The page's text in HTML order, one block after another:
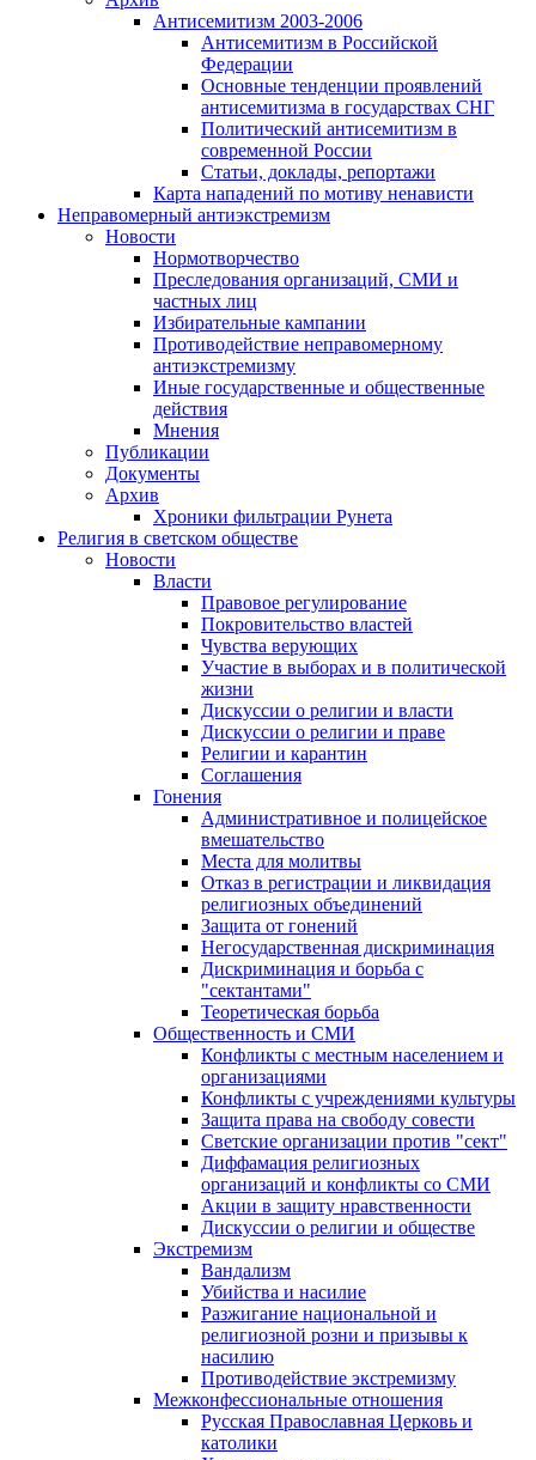
Антисемитизм 2003-2006
Антисемитизм в Российской
Федерации
Основные тенденции проявлений
антисемитизма в государствах СНГ
Политический антисемитизм в
современной России
Статьи, доклады, репортажи
Карта нападений по мотиву ненависти
Неправомерный антиэкстремизм
Новости
Нормотворчество
Преследования организаций, СМИ и
частных лиц
Избирательные кампании
Противодействие неправомерному
антиэкстремизму
Иные государственные и общественные
действия
Мнения
Публикации
Документы
Архив
Хроники фильтрации Рунета
Религия в светском обществе
Новости
Власти
Правовое регулирование
Покровительство властей
Чувства верующих
Участие в выборах и в политической
жизни
Дискуссии о религии и власти
Дискуссии о религии и праве
Религии и карантин
Соглашения
Гонения
Административное и полицейское
вмешательство
Места для молитвы
Отказ в регистрации и ликвидация
религиозных объединений
Защита от гонений
Негосударственная дискриминация
Дискриминация и борьба с
"сектантами"
Теоретическая борьба
Общественность и СМИ
Конфликты с местным населением и
организациями
Конфликты с учреждениями культуры
Защита права на свободу совести
Светские организации против "сект"
Диффамация религиозных
организаций и конфликты со СМИ
Акции в защиту нравственности
Дискуссии о религии и обществе
Экстремизм
Вандализм
Убийства и насилие
Разжигание национальной и
религиозной розни и призывы к
насилию
Противодействие экстремизму
Межконфессиональные отношения
Русская Православная Церковь и
католики